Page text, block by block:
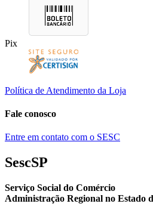
Pix
Política de Atendimento da Loja
Fale conosco
Entre em contato com o SESC
SescSP
Serviço Social do Comércio
Administração Regional no Estado